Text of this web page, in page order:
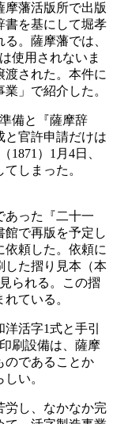
摩藩活版所で出版
書を基にして堀孝
。薩摩藩では、
使用されないま
渡された。本件に
」で紹介した。
備と『薩摩辞
と官許申請だけは
）1月4日、
しまった。
あった『二十一
館で再版を予定し
依頼した。依頼に
した摺り見本（本
られる。この摺
ている。
活字1式と手引
刷設備は、薩摩
のであることか
い。
労し、なかなか完